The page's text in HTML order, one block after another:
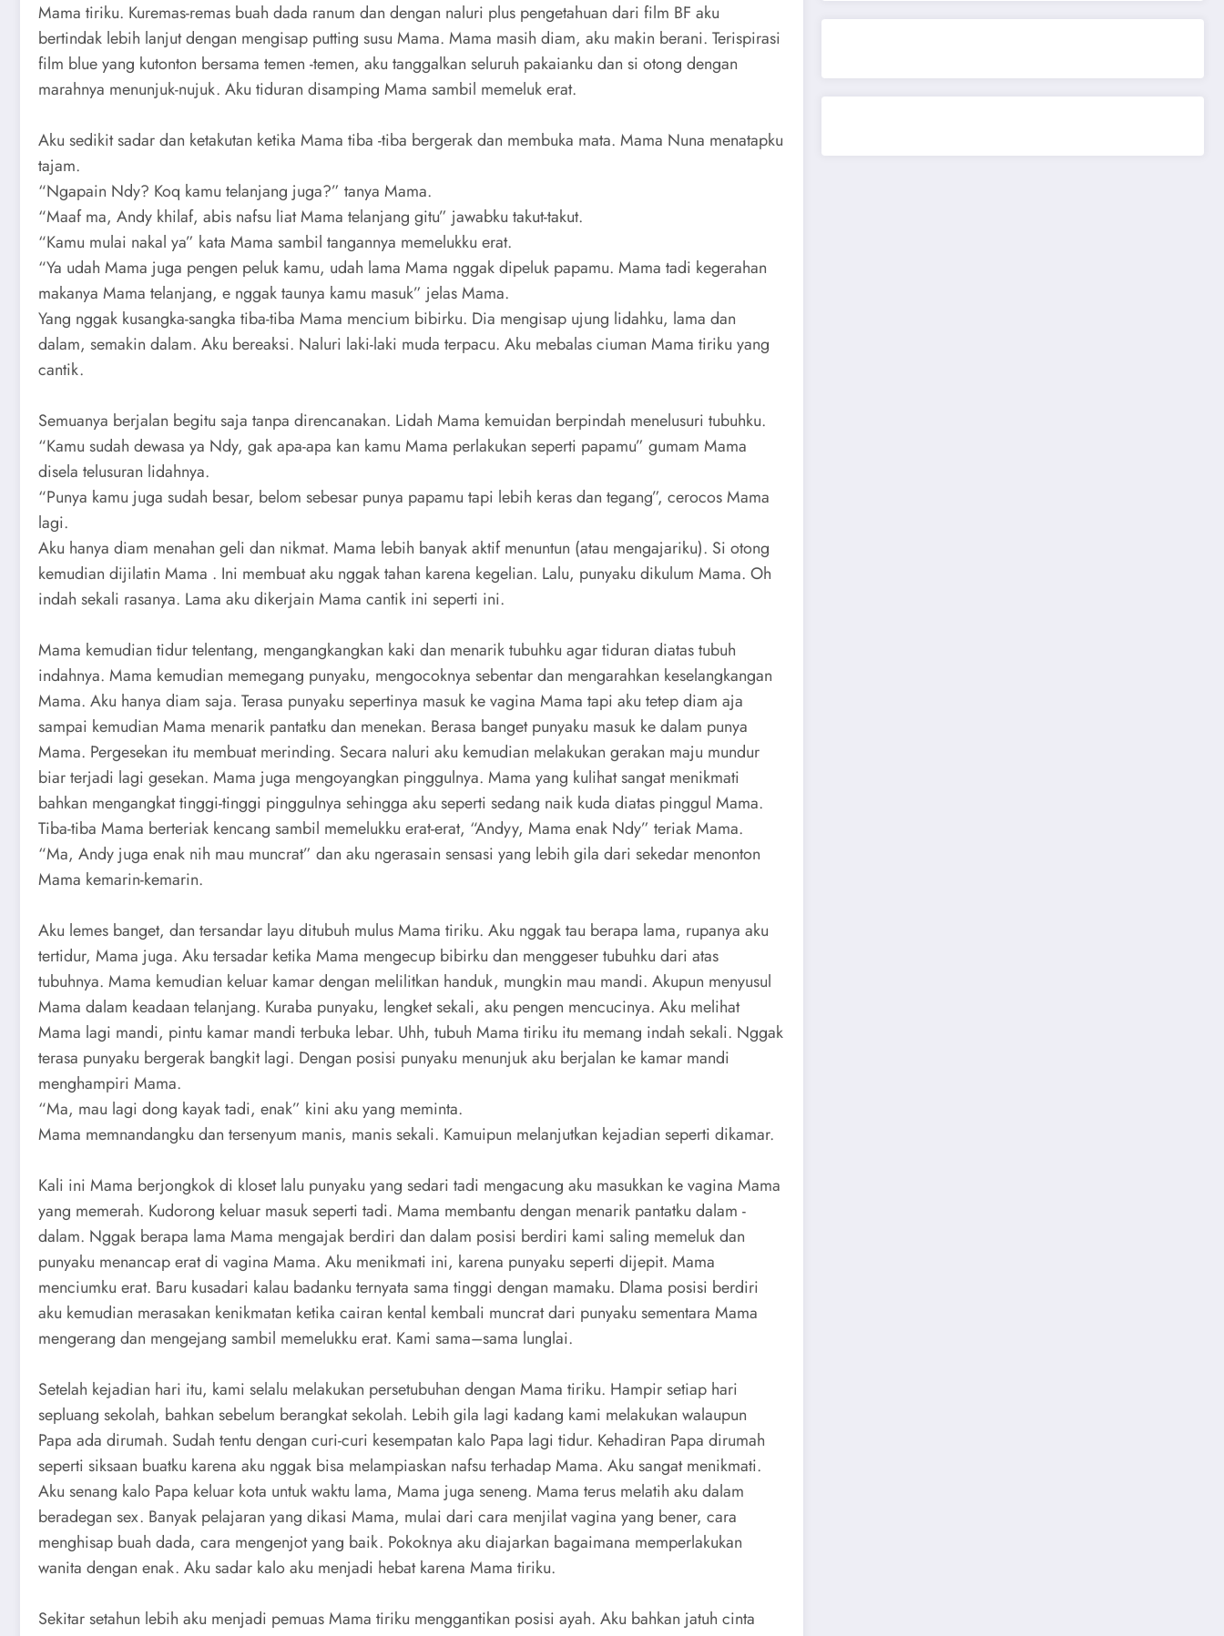
Mama tiriku. Kuremas-remas buah dada ranum dan dengan naluri plus pengetahuan dari film BF aku
bertindak lebih lanjut dengan mengisap putting susu Mama. Mama masih diam, aku makin berani. Terispirasi
film blue yang kutonton bersama temen -temen, aku tanggalkan seluruh pakaianku dan si otong dengan
marahnya menunjuk-nujuk. Aku tiduran disamping Mama sambil memeluk erat.
Aku sedikit sadar dan ketakutan ketika Mama tiba -tiba bergerak dan membuka mata. Mama Nuna menatapku
tajam.
“Ngapain Ndy? Koq kamu telanjang juga?” tanya Mama.
“Maaf ma, Andy khilaf, abis nafsu liat Mama telanjang gitu” jawabku takut-takut.
“Kamu mulai nakal ya” kata Mama sambil tangannya memelukku erat.
“Ya udah Mama juga pengen peluk kamu, udah lama Mama nggak dipeluk papamu. Mama tadi kegerahan
makanya Mama telanjang, e nggak taunya kamu masuk” jelas Mama.
Yang nggak kusangka-sangka tiba-tiba Mama mencium bibirku. Dia mengisap ujung lidahku, lama dan
dalam, semakin dalam. Aku bereaksi. Naluri laki-laki muda terpacu. Aku mebalas ciuman Mama tiriku yang
cantik.
Semuanya berjalan begitu saja tanpa direncanakan. Lidah Mama kemuidan berpindah menelusuri tubuhku.
“Kamu sudah dewasa ya Ndy, gak apa-apa kan kamu Mama perlakukan seperti papamu” gumam Mama
disela telusuran lidahnya.
“Punya kamu juga sudah besar, belom sebesar punya papamu tapi lebih keras dan tegang”, cerocos Mama
lagi.
Aku hanya diam menahan geli dan nikmat. Mama lebih banyak aktif menuntun (atau mengajariku). Si otong
kemudian dijilatin Mama . Ini membuat aku nggak tahan karena kegelian. Lalu, punyaku dikulum Mama. Oh
indah sekali rasanya. Lama aku dikerjain Mama cantik ini seperti ini.
Mama kemudian tidur telentang, mengangkangkan kaki dan menarik tubuhku agar tiduran diatas tubuh
indahnya. Mama kemudian memegang punyaku, mengocoknya sebentar dan mengarahkan keselangkangan
Mama. Aku hanya diam saja. Terasa punyaku sepertinya masuk ke vagina Mama tapi aku tetep diam aja
sampai kemudian Mama menarik pantatku dan menekan. Berasa banget punyaku masuk ke dalam punya
Mama. Pergesekan itu membuat merinding. Secara naluri aku kemudian melakukan gerakan maju mundur
biar terjadi lagi gesekan. Mama juga mengoyangkan pinggulnya. Mama yang kulihat sangat menikmati
bahkan mengangkat tinggi-tinggi pinggulnya sehingga aku seperti sedang naik kuda diatas pinggul Mama.
Tiba-tiba Mama berteriak kencang sambil memelukku erat-erat, “Andyy, Mama enak Ndy” teriak Mama.
“Ma, Andy juga enak nih mau muncrat” dan aku ngerasain sensasi yang lebih gila dari sekedar menonton
Mama kemarin-kemarin.
Aku lemes banget, dan tersandar layu ditubuh mulus Mama tiriku. Aku nggak tau berapa lama, rupanya aku
tertidur, Mama juga. Aku tersadar ketika Mama mengecup bibirku dan menggeser tubuhku dari atas
tubuhnya. Mama kemudian keluar kamar dengan melilitkan handuk, mungkin mau mandi. Akupun menyusul
Mama dalam keadaan telanjang. Kuraba punyaku, lengket sekali, aku pengen mencucinya. Aku melihat
Mama lagi mandi, pintu kamar mandi terbuka lebar. Uhh, tubuh Mama tiriku itu memang indah sekali. Nggak
terasa punyaku bergerak bangkit lagi. Dengan posisi punyaku menunjuk aku berjalan ke kamar mandi
menghampiri Mama.
“Ma, mau lagi dong kayak tadi, enak” kini aku yang meminta.
Mama memnandangku dan tersenyum manis, manis sekali. Kamuipun melanjutkan kejadian seperti dikamar.
Kali ini Mama berjongkok di kloset lalu punyaku yang sedari tadi mengacung aku masukkan ke vagina Mama
yang memerah. Kudorong keluar masuk seperti tadi. Mama membantu dengan menarik pantatku dalam -
dalam. Nggak berapa lama Mama mengajak berdiri dan dalam posisi berdiri kami saling memeluk dan
punyaku menancap erat di vagina Mama. Aku menikmati ini, karena punyaku seperti dijepit. Mama
menciumku erat. Baru kusadari kalau badanku ternyata sama tinggi dengan mamaku. Dlama posisi berdiri
aku kemudian merasakan kenikmatan ketika cairan kental kembali muncrat dari punyaku sementara Mama
mengerang dan mengejang sambil memelukku erat. Kami sama–sama lunglai.
Setelah kejadian hari itu, kami selalu melakukan persetubuhan dengan Mama tiriku. Hampir setiap hari
sepluang sekolah, bahkan sebelum berangkat sekolah. Lebih gila lagi kadang kami melakukan walaupun
Papa ada dirumah. Sudah tentu dengan curi-curi kesempatan kalo Papa lagi tidur. Kehadiran Papa dirumah
seperti siksaan buatku karena aku nggak bisa melampiaskan nafsu terhadap Mama. Aku sangat menikmati.
Aku senang kalo Papa keluar kota untuk waktu lama, Mama juga seneng. Mama terus melatih aku dalam
beradegan sex. Banyak pelajaran yang dikasi Mama, mulai dari cara menjilat vagina yang bener, cara
menghisap buah dada, cara mengenjot yang baik. Pokoknya aku diajarkan bagaimana memperlakukan
wanita dengan enak. Aku sadar kalo aku menjadi hebat karena Mama tiriku.
Sekitar setahun lebih aku menjadi pemuas Mama tiriku menggantikan posisi ayah. Aku bahkan jatuh cinta